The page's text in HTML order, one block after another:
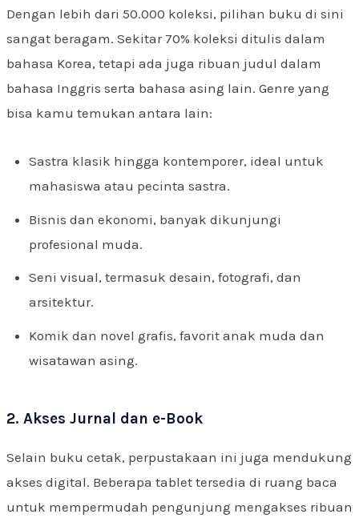
Dengan lebih dari 50.000 koleksi, pilihan buku di sini
sangat beragam. Sekitar 70% koleksi ditulis dalam
bahasa Korea, tetapi ada juga ribuan judul dalam
bahasa Inggris serta bahasa asing lain. Genre yang
bisa kamu temukan antara lain:
Sastra klasik hingga kontemporer, ideal untuk
mahasiswa atau pecinta sastra.
Bisnis dan ekonomi, banyak dikunjungi
profesional muda.
Seni visual, termasuk desain, fotografi, dan
arsitektur.
Komik dan novel grafis, favorit anak muda dan
wisatawan asing.
2. Akses Jurnal dan e-Book
Selain buku cetak, perpustakaan ini juga mendukung
akses digital. Beberapa tablet tersedia di ruang baca
untuk mempermudah pengunjung mengakses ribuan